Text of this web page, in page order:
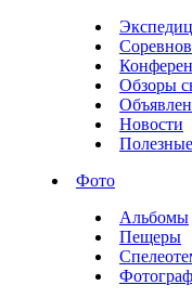
Обзоры
Новости
Фото
Альбомы
Пещеры